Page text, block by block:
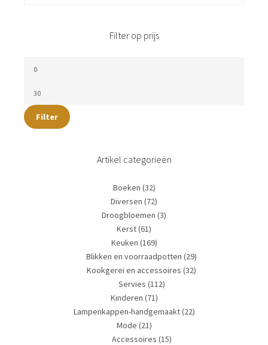
Filter op prijs
Filter
Artikel categorieën
Boeken (32)
Diversen (72)
Droogbloemen (3)
Kerst(61)
Keuken (169)
Blikken en voorraadpotten (29)
Kookgerei en accessoires (32)
Servies (112)
Kinderen (71)
Lampenkappen-handgemaakt(22)
Mode (21)
Accessoires (15)